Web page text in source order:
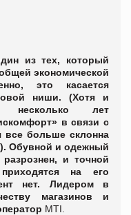
из тех, который
экономической
это касается
ниши. (Хотя и
несколько лет
в связи с
все больше склонна
Обувной и одежный
и точной
на его
нет. Лидером в
магазинов и
MTI.